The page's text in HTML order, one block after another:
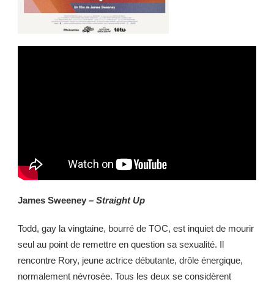
James Sweeney – Straight Up
Todd, gay la vingtaine, bourré de TOC, est inquiet de mourir
seul au point de remettre en question sa sexualité. Il
rencontre Rory, jeune actrice débutante, drôle énergique,
normalement névrosée. Tous les deux se considèrent